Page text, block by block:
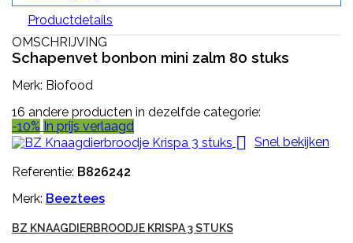
Productdetails
OMSCHRIJVING
Schapenvet bonbon mini zalm 80 stuks
Merk: Biofood
16 andere producten in dezelfde categorie:
-10% In prijs verlaagd
 Snel bekijken
Referentie: B826242
Merk: Beeztees
BZ KNAAGDIERBROODJE KRISPA 3 STUKS